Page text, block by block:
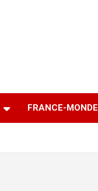
FRANCE-MONDE